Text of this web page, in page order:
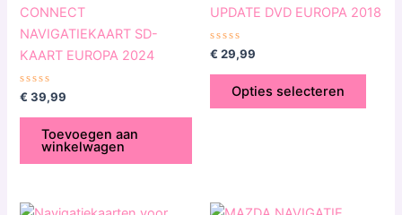
CONNECT
NAVIGATIEKAART SD-
KAART EUROPA 2024
Gewaardeerd
0
uit
€ 39,99
Toevoegen aan
winkelwagen
UPDATE DVD EUROPA 2018
Gewaardeerd
0
uit
€ 29,99
Opties selecteren
de